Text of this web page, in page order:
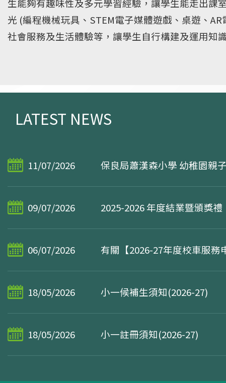
生能夠有趣味性及多元學習經驗，讓學生能走出課
光 (編程機械玩具、STEM電子媒體遊戲、桌遊、
社會服務及生活體驗等，讓學生自行構建及運用知
LATEST NEWS
11/07/2026 保良局蕭漢森小學 幼稚園親
09/07/2026 2025-2026 年度結業暨頒獎禮
06/07/2026 有關【2026-27年度校車服
18/05/2026 小一候補生須知(2026-27)
18/05/2026 小一註冊須知(2026-27)